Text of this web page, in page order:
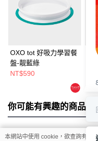
OXO tot 好吸力學習餐
盤-靓藍綠
NT$590
你可能有興趣的商品
本網站中使用 cookie，欲查詢有關